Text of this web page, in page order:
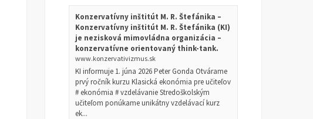
Konzervatívny inštitút M. R. Štefánika –
Konzervatívny inštitút M. R. Štefánika (KI)
je nezisková mimovládna organizácia –
konzervatívne orientovaný think-tank.
www.konzervativizmus.sk
KI informuje 1. júna 2026 Peter Gonda Otvárame
prvý ročník kurzu Klasická ekonómia pre učiteľov
# ekonómia # vzdelávanie Stredoškolským
učiteľom ponúkame unikátny vzdelávací kurz
ek...